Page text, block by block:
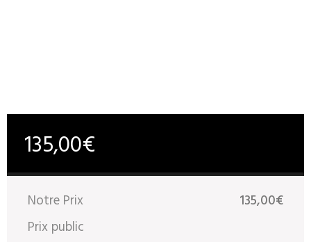
135,00€
Notre Prix
135,00€
Prix public